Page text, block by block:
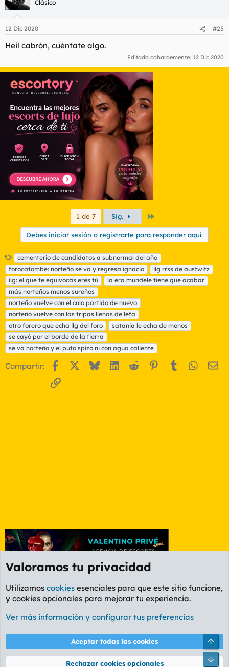
Clásico
12 Dic 2020 #25
Heil cabrón, cuéntate algo.
Editado cobardemente: 12 Dic 2020
1 de 7 Sig.
Debes iniciar sesión o registrarte para responder aquí.
E
t
i
q
u
e
t
a
s
cementerio de candidatos a subnormal del año
forocatombe: norteño se va y regresa ignacio
ilg rrss de austwitz
ilg: el que te equivocas eres tú
la era mundele tiene que acabar
más norteños menos sureños
norteño vuelve con el culo partido de nuevo
norteño vuelve con las tripas llenas de lefa
otro forero que echa ilg del foro
satania le echa de menos
se cayó por el borde de la tierra
se va norteño y el puto spizo ni con agua caliente
Compartir: Facebook BlueskyLinkedIn
Reddit Pinterest
Tumblr
Enlace
Foro General
Cookies
PL OLDSTYLE AMARILLO
Términos y reglas Política de privacidad Ayuda
Valoramos tu privacidad
Utilizamos cookies esenciales para que este sitio funcione,
y cookies opcionales para mejorar tu experiencia.
Ver más información y configurar tus preferencias
Aceptar todas las cookies
Rechazar cookies opcionales
Pie